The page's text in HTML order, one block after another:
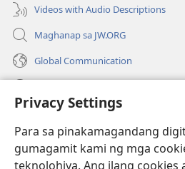
Privacy Settings
Para sa pinakamagandang
gumagamit kami ng mga
teknolohiya. Ang ilang cookies
Videos with Audio Descriptions
Maghanap sa JW.ORG
Global Communication
(may
na
Watchtower ONLINE LIBRARY™